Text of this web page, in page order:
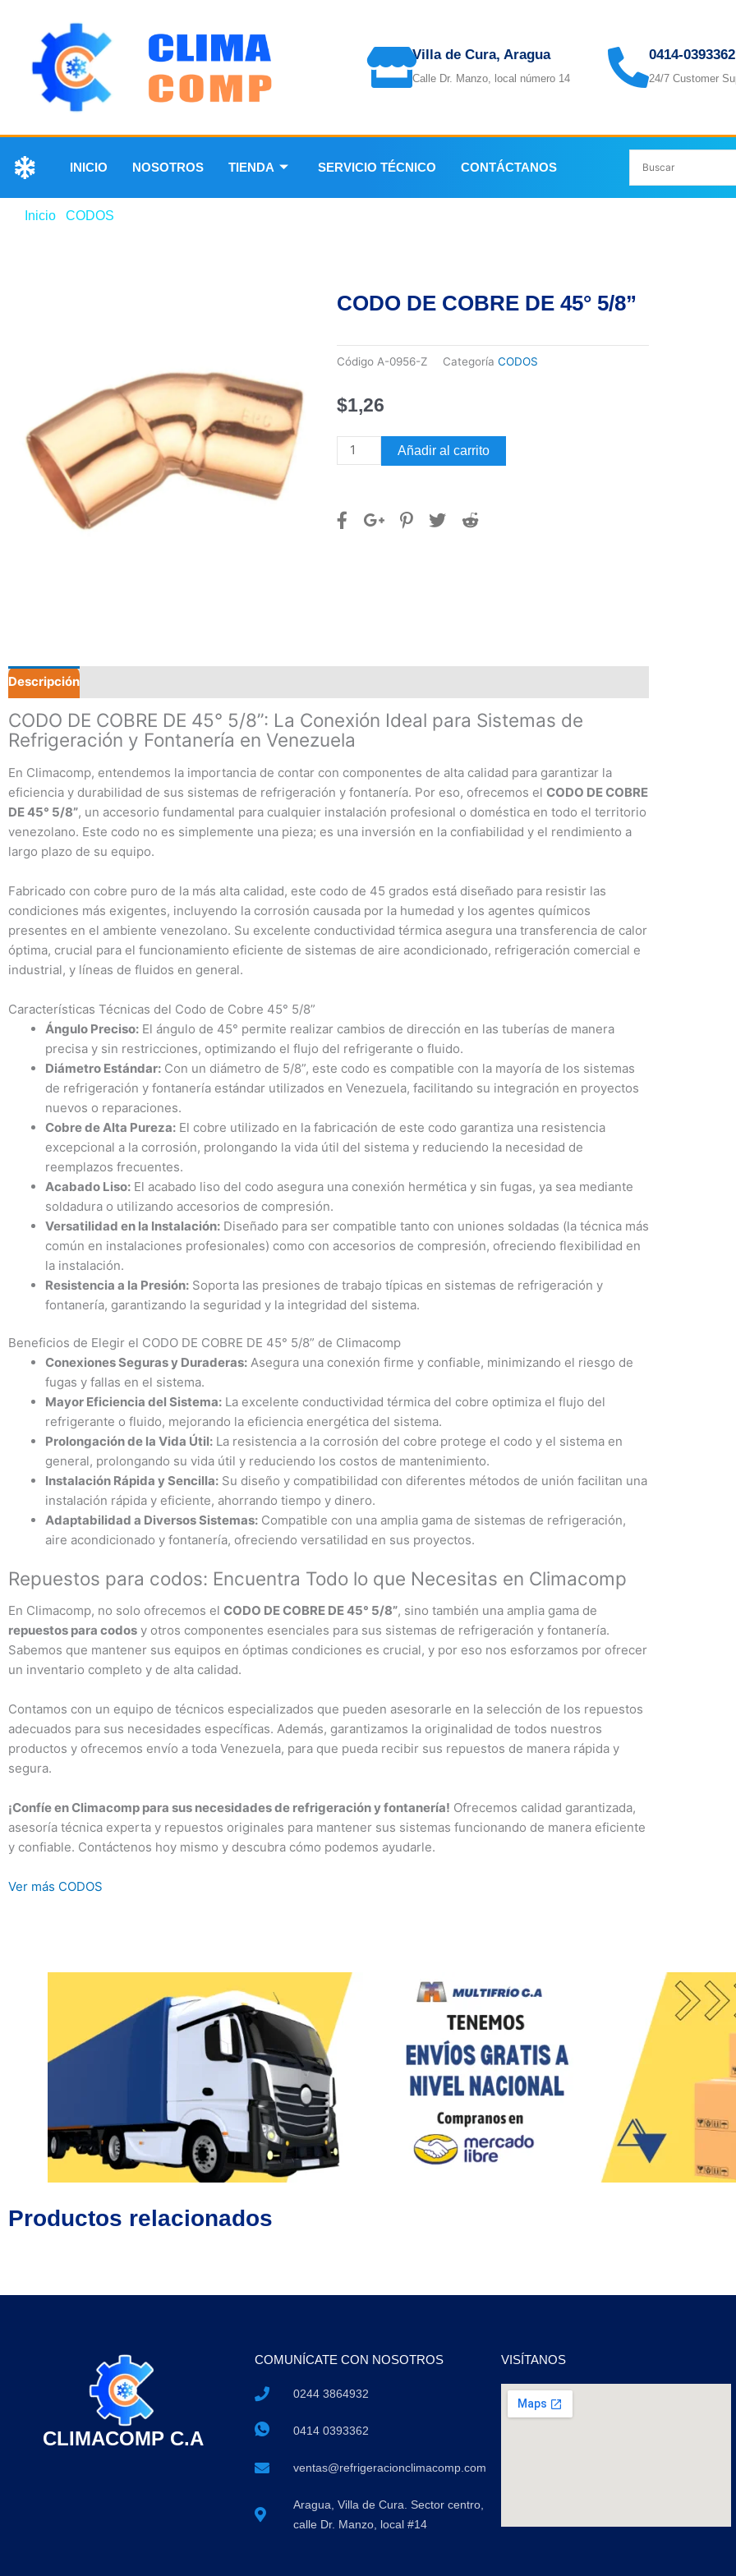
Villa de Cura, Aragua
Calle Dr. Manzo, local número 14
0414-0393362
24/7 Customer
INICIO NOSOTROS TIENDA SERVICIO TÉCNICO CONTÁCTANOS
Inicio CODOS
CODO DE COBRE DE 45° 5/8”
Código A-0956-Z Categoría CODOS
$1,26
CODO
DE
45°
Añadir al carrito
Descripción
CODO DE COBRE DE 45° 5/8”: La Conexión Ideal para Sistemas de
Refrigeración y Fontanería en Venezuela
En Climacomp, entendemos la importancia de contar con componentes de alta calidad para garantizar la
eficiencia y durabilidad de sus sistemas de refrigeración y fontanería. Por eso, ofrecemos el CODO DE COBRE
DE 45° 5/8”, un accesorio fundamental para cualquier instalación profesional o doméstica en todo el territorio
venezolano. Este codo no es simplemente una pieza; es una inversión en la confiabilidad y el rendimiento a
largo plazo de su equipo.
Fabricado con cobre puro de la más alta calidad, este codo de 45 grados está diseñado para resistir las
condiciones más exigentes, incluyendo la corrosión causada por la humedad y los agentes químicos
presentes en el ambiente venezolano. Su excelente conductividad térmica asegura una transferencia de calor
óptima, crucial para el funcionamiento eficiente de sistemas de aire acondicionado, refrigeración comercial e
industrial, y líneas de fluidos en general.
Características Técnicas del Codo de Cobre 45° 5/8”
Ángulo Preciso: El ángulo de 45° permite realizar cambios de dirección en las tuberías de manera
precisa y sin restricciones, optimizando el flujo del refrigerante o fluido.
Diámetro Estándar: Con un diámetro de 5/8”, este codo es compatible con la mayoría de los sistemas
de refrigeración y fontanería estándar utilizados en Venezuela, facilitando su integración en proyectos
nuevos o reparaciones.
Cobre de Alta Pureza: El cobre utilizado en la fabricación de este codo garantiza una resistencia
excepcional a la corrosión, prolongando la vida útil del sistema y reduciendo la necesidad de
reemplazos frecuentes.
Acabado Liso: El acabado liso del codo asegura una conexión hermética y sin fugas, ya sea mediante
soldadura o utilizando accesorios de compresión.
Versatilidad en la Instalación: Diseñado para ser compatible tanto con uniones soldadas (la técnica más
común en instalaciones profesionales) como con accesorios de compresión, ofreciendo flexibilidad en
la instalación.
Resistencia a la Presión: Soporta las presiones de trabajo típicas en sistemas de refrigeración y
fontanería, garantizando la seguridad y la integridad del sistema.
Beneficios de Elegir el CODO DE COBRE DE 45° 5/8” de Climacomp
Conexiones Seguras y Duraderas: Asegura una conexión firme y confiable, minimizando el riesgo de
fugas y fallas en el sistema.
Mayor Eficiencia del Sistema: La excelente conductividad térmica del cobre optimiza el flujo del
refrigerante o fluido, mejorando la eficiencia energética del sistema.
Prolongación de la Vida Útil: La resistencia a la corrosión del cobre protege el codo y el sistema en
general, prolongando su vida útil y reduciendo los costos de mantenimiento.
Instalación Rápida y Sencilla: Su diseño y compatibilidad con diferentes métodos de unión facilitan una
instalación rápida y eficiente, ahorrando tiempo y dinero.
Adaptabilidad a Diversos Sistemas: Compatible con una amplia gama de sistemas de refrigeración,
aire acondicionado y fontanería, ofreciendo versatilidad en sus proyectos.
Repuestos para codos: Encuentra Todo lo que Necesitas en Climacomp
En Climacomp, no solo ofrecemos el CODO DE COBRE DE 45° 5/8”, sino también una amplia gama de
repuestos para codos y otros componentes esenciales para sus sistemas de refrigeración y fontanería.
Sabemos que mantener sus equipos en óptimas condiciones es crucial, y por eso nos esforzamos por ofrecer
un inventario completo y de alta calidad.
Contamos con un equipo de técnicos especializados que pueden asesorarle en la selección de los repuestos
adecuados para sus necesidades específicas. Además, garantizamos la originalidad de todos nuestros
productos y ofrecemos envío a toda Venezuela, para que pueda recibir sus repuestos de manera rápida y
segura.
¡Confíe en Climacomp para sus necesidades de refrigeración y fontanería! Ofrecemos calidad garantizada,
asesoría técnica experta y repuestos originales para mantener sus sistemas funcionando de manera eficiente
y confiable. Contáctenos hoy mismo y descubra cómo podemos ayudarle.
Ver más CODOS
Productos relacionados
CLIMACOMP C.A
COMUNÍCATE CON NOSOTROS
0244 3864932
0414 0393362
ventas@refrigeracionclimacomp.com
Aragua, Villa de Cura. Sector centro,
calle Dr. Manzo, local #14
VISÍTANOS